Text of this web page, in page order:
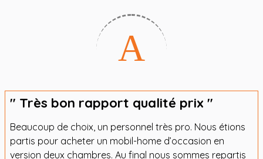
" Très bon rapport qualité prix "
Beaucoup de choix, un personnel très pro. Nous étions
partis pour acheter un mobil-home d’occasion en
version deux chambres. Au final nous sommes repartis